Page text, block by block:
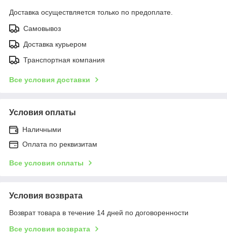
Доставка осуществляется только по предоплате.
Самовывоз
Доставка курьером
Транспортная компания
Все условия доставки
Условия оплаты
Наличными
Оплата по реквизитам
Все условия оплаты
Условия возврата
Возврат товара в течение 14 дней по договоренности
Все условия возврата